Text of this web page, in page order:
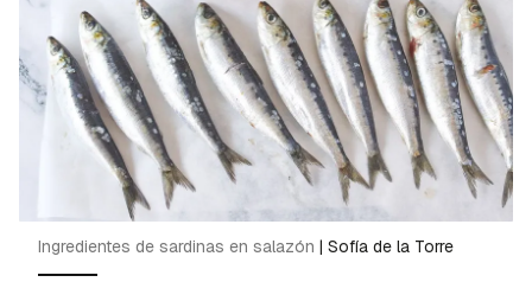
Ingredientes de sardinas en salazón | Sofía de la Torre